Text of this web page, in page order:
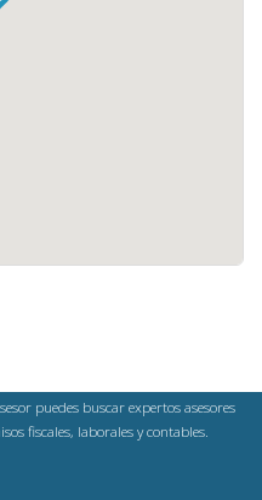
puedes buscar expertos asesores
fiscales, laborales y contables.